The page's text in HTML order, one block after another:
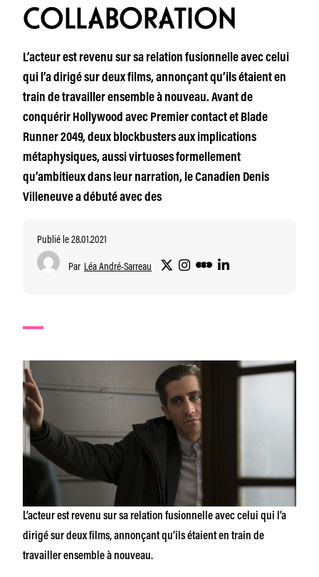
COLLABORATION
L’acteur est revenu sur sa relation fusionnelle avec celui
qui l’a dirigé sur deux films, annonçant qu’ils étaient en
train de travailler ensemble à nouveau. Avant de
conquérir Hollywood avec Premier contact et Blade
Runner 2049, deux blockbusters aux implications
métaphysiques, aussi virtuoses formellement
qu’ambitieux dans leur narration, le Canadien Denis
Villeneuve a débuté avec des
Publié le 28.01.2021
Par Léa André-Sarreau
L’acteur est revenu sur sa relation fusionnelle avec celui qui l’a
dirigé sur deux films, annonçant qu’ils étaient en train de
travailler ensemble à nouveau.